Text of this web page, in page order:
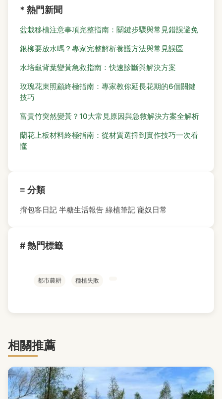
* 熱門新聞
盆栽移植注意事項完整指南：關鍵步驟與常見錯誤避免
銀柳要放水嗎？專家完整解析養護方法與常見誤區
水培龜背葉變黃急救指南：快速診斷與解決方案
玫瑰花束照顧終極指南：專家教你延長花期的6個關鍵
技巧
富貴竹突然變黃？10大常見原因與急救解決方案全解析
蘭花上板材料終極指南：從材質選擇到實作技巧一次看
懂
≡ 分類
揹包客日記 半糖生活報告 綠植筆記 寵奴日常
# 熱門標籤
都市農耕 種植失敗
相關推薦